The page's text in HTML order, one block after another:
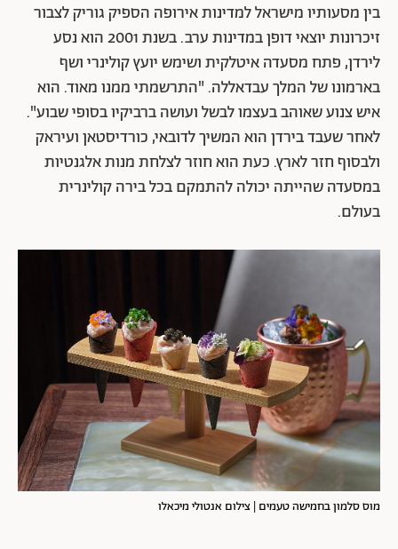
בין מסעותיו מישראל למדינות אירופה הספיק גוריק לצבור
זיכרונות יוצאי דופן במדינות ערב. בשנת 2001 הוא נסע
לירדן, פתח מסעדה איטלקית ושימש יועץ קולינרי ושף
בארמונו של המלך עבדאללה. "התרשמתי ממנו מאוד. הוא
איש צנוע שאוהב בעצמו לבשל ועושה ברביקיו בסופי שבוע".
לאחר שעבד בירדן הוא המשיך לדובאי, כורדיסטאן ועיראק
ולבסוף חזר לארץ. כעת הוא חוזר לצלחת מנות אלגנטיות
במסעדה שהייתה יכולה להתמקם בכל בירה קולינרית
בעולם.
מוס סלמון בחמישה טעמים | צילום אנטולי מיכאלו